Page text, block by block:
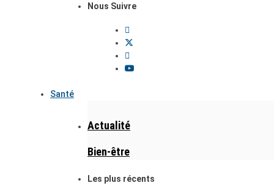
Nous Suivre
Santé
Actualité
Bien-être
Les plus récents